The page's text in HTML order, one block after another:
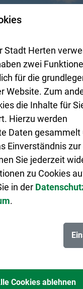
0)
(Schnelltaste A)
8)
I)
(Schnelltaste Z)
Suchseite
Stadt Herten
zwei
für die
Website. Zum
die Inhalte für
Hierzu werden
Daten gesammelt
Einverständnis
Sie jederzeit
zu Cookies
in der
.
Cookies ablehnen